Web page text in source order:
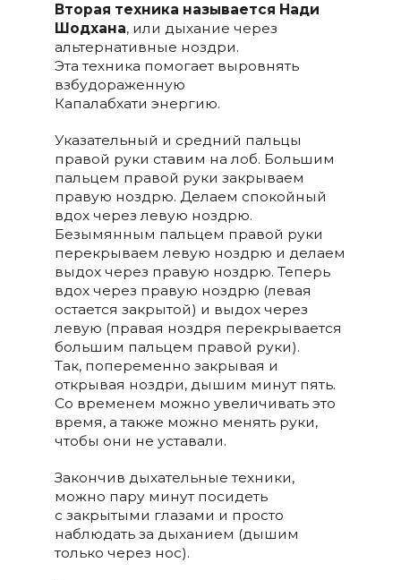
Вторая техника называется Нади
Шодхана, или дыхание через
альтернативные ноздри.
Эта техника помогает выровнять
взбудораженную
Капалабхати энергию.
Указательный и средний пальцы
правой руки ставим на лоб. Большим
пальцем правой руки закрываем
правую ноздрю. Делаем спокойный
вдох через левую ноздрю.
Безымянным пальцем правой руки
перекрываем левую ноздрю и делаем
выдох через правую ноздрю. Теперь
вдох через правую ноздрю (левая
остается закрытой) и выдох через
левую (правая ноздря перекрывается
большим пальцем правой руки).
Так, попеременно закрывая и
открывая ноздри, дышим минут пять.
Со временем можно увеличивать это
время, а также можно менять руки,
чтобы они не уставали.
Закончив дыхательные техники,
можно пару минут посидеть
с закрытыми глазами и просто
наблюдать за дыханием (дышим
только через нос).